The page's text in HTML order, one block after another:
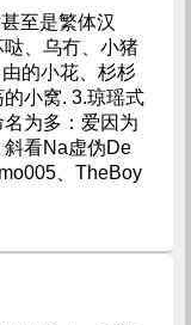
至是繁体汉
、乌冇、小猪
的小花、杉杉
小窝. 3.琼瑶式
为多：爱因为
看Na虚伪De
、TheBoy